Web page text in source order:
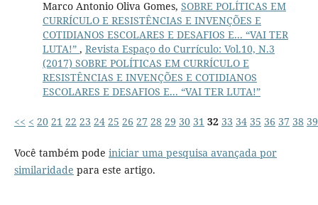
Marco Antonio Oliva Gomes, SOBRE POLÍTICAS EM
CURRÍCULO E RESISTÊNCIAS E INVENÇÕES E
COTIDIANOS ESCOLARES E DESAFIOS E... “VAI TER
LUTA!” , Revista Espaço do Currículo: Vol.10, N.3
(2017) SOBRE POLÍTICAS EM CURRÍCULO E
RESISTÊNCIAS E INVENÇÕES E COTIDIANOS
ESCOLARES E DESAFIOS E... “VAI TER LUTA!”
<< < 20 21 22 23 24 25 26 27 28 29 30 31 32 33 34 35 36 37 38 39
Você também pode iniciar uma pesquisa avançada por
similaridade para este artigo.